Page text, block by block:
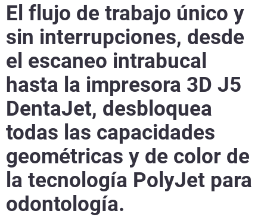
El flujo de trabajo único y
sin interrupciones, desde
el escaneo intrabucal
hasta la impresora 3D J5
DentaJet, desbloquea
todas las capacidades
geométricas y de color de
la tecnología PolyJet para
odontología.